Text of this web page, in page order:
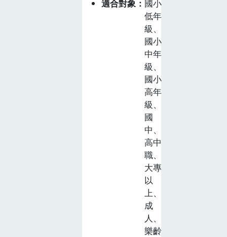
適合對象
國小
低年
級、
國小
中年
級、
國小
高年
級、
國
中、
高中
職、
大專
以
上、
成
人、
樂齡